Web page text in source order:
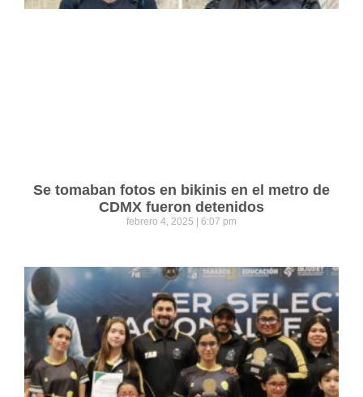
Se tomaban fotos en bikinis en el metro de
CDMX fueron detenidos
febrero 4, 2025 6:07 pm